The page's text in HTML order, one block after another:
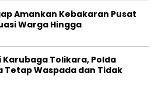
Amankan Kebakaran Pusat
Warga Hingga
Tolikara, Polda
Tetap Waspada dan Tidak